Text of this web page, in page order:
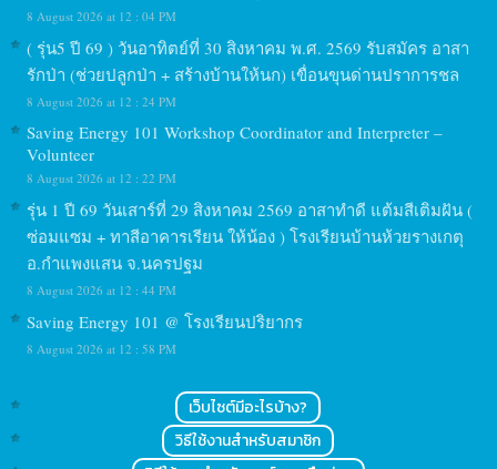
8 August 2026 at 12 : 04 PM
( รุ่น5 ปี 69 ) วันอาทิตย์ที่ 30 สิงหาคม พ.ศ. 2569 รับสมัคร อาสา
รักป่า (ช่วยปลูกป่า + สร้างบ้านให้นก) เขื่อนขุนด่านปราการชล
8 August 2026 at 12 : 24 PM
Saving Energy 101 Workshop Coordinator and Interpreter –
Volunteer
8 August 2026 at 12 : 22 PM
รุ่น 1 ปี 69 วันเสาร์ที่ 29 สิงหาคม 2569 อาสาทำดี แต้มสีเติมฝัน (
ซ่อมแซม + ทาสีอาคารเรียน ให้น้อง ) โรงเรียนบ้านห้วยรางเกตุ
อ.กำแพงแสน จ.นครปฐม
8 August 2026 at 12 : 44 PM
Saving Energy 101 @ โรงเรียนปริยากร
8 August 2026 at 12 : 58 PM
เว็บไซต์มีอะไรบ้าง?
วิธีใช้งานสำหรับสมาชิก